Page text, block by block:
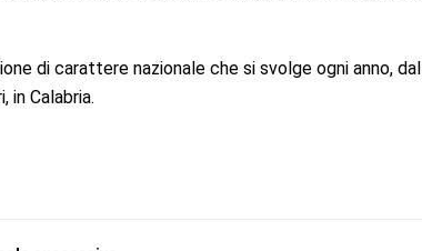
di carattere nazionale che si svolge ogni anno, dal
in Calabria.